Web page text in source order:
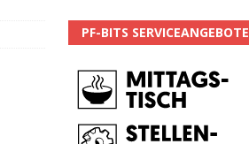
PF-BITS SERVICEANGEBOTE